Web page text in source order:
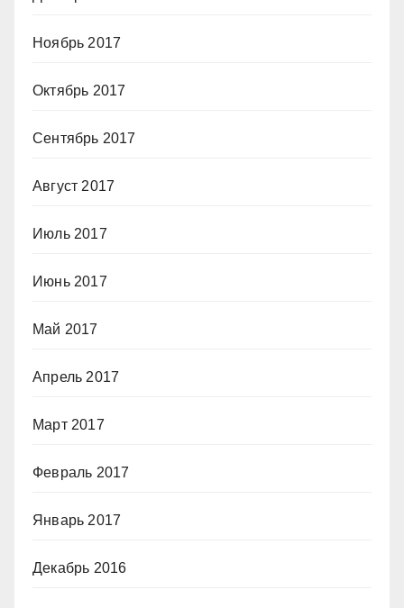
Ноябрь 2017
Октябрь 2017
Сентябрь 2017
Август 2017
Июль 2017
Июнь 2017
Май 2017
Апрель 2017
Март 2017
Февраль 2017
Январь 2017
Декабрь 2016